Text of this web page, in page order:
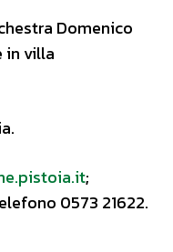
Domenico
in villa
;
0573 21622.